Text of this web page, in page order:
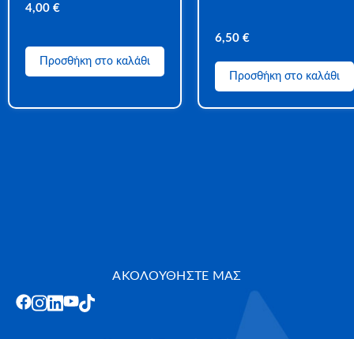
4,00 €
Προσθήκη στο καλάθι
6,50 €
Προσθήκη στο καλάθι
ΑΚΟΛΟΥΘΗΣΤΕ ΜΑΣ